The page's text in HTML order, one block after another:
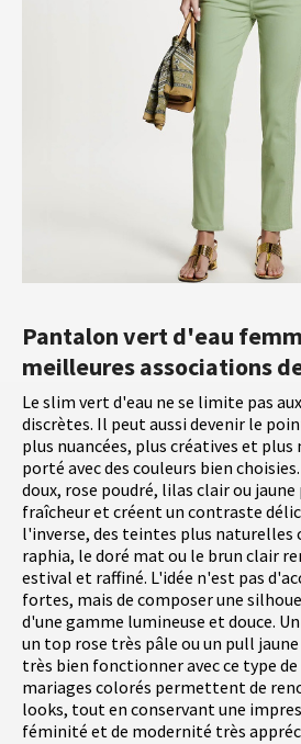
Pantalon vert d'eau
meilleures associations
Le slim vert d'eau ne se limite pas
discrètes. Il peut aussi devenir le
plus nuancées, plus créatives et
porté avec des couleurs bien
doux, rose poudré, lilas clair ou
fraîcheur et créent un contraste
l'inverse, des teintes plus naturelles
raphia, le doré mat ou le brun clair
estival et raffiné. L'idée n'est pas
fortes, mais de composer une
d'une gamme lumineuse et douce.
un top rose très pâle ou un pull
très bien fonctionner avec ce type
mariages colorés permettent de
looks, tout en conservant une
féminité et de modernité très